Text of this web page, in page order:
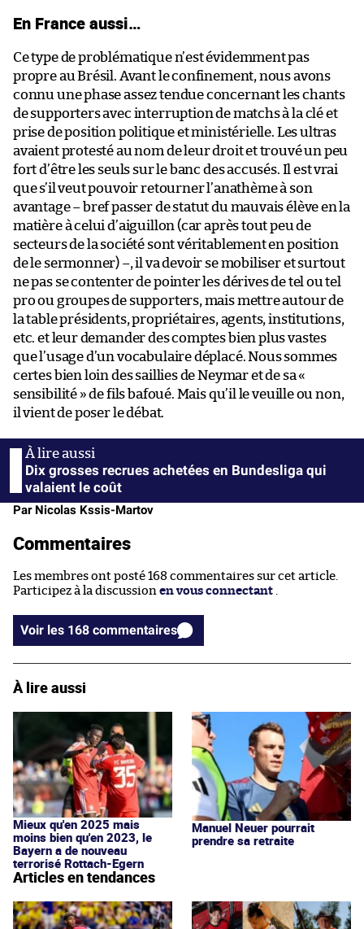
En France aussi…
Ce type de problématique n’est évidemment pas
propre au Brésil. Avant le confinement, nous avons
connu une phase assez tendue concernant les chants
de supporters avec interruption de matchs à la clé et
prise de position politique et ministérielle. Les ultras
avaient protesté au nom de leur droit et trouvé un peu
fort d’être les seuls sur le banc des accusés. Il est vrai
que s’il veut pouvoir retourner l’anathème à son
avantage – bref passer de statut du mauvais élève en la
matière à celui d’aiguillon (car après tout peu de
secteurs de la société sont véritablement en position
de le sermonner) –, il va devoir se mobiliser et surtout
ne pas se contenter de pointer les dérives de tel ou tel
pro ou groupes de supporters, mais mettre autour de
la table présidents, propriétaires, agents, institutions,
etc. et leur demander des comptes bien plus vastes
que l’usage d’un vocabulaire déplacé. Nous sommes
certes bien loin des saillies de Neymar et de sa «
sensibilité » de fils bafoué. Mais qu’il le veuille ou non,
il vient de poser le débat.
Dix grosses recrues achetées en Bundesliga qui
valaient le coût
Par Nicolas Kssis-Martov
Commentaires
Les membres ont posté 168 commentaires sur cet article.
Participez à la discussion en vous connectant .
Voir les 168 commentaires
À lire aussi
Mieux qu'en 2025 mais
moins bien qu'en 2023, le
Bayern a de nouveau
terrorisé Rottach-Egern
Manuel Neuer pourrait
prendre sa retraite
Articles en tendances